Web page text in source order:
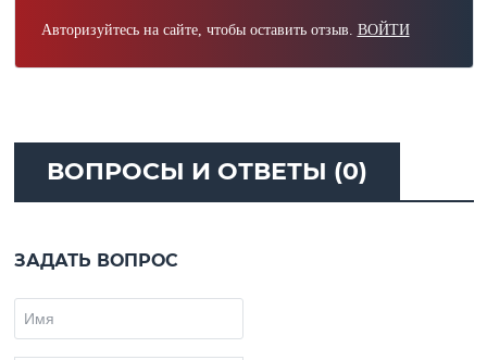
Авторизуйтесь на сайте, чтобы оставить отзыв. ВОЙТИ
ВОПРОСЫ И ОТВЕТЫ (0)
ЗАДАТЬ ВОПРОС